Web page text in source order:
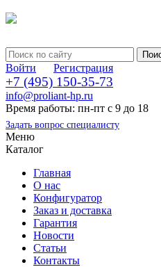
Войти Регистрация
+7 (495) 150-35-73
info@proliant-hp.ru
Время работы: пн-пт с 9 до 18
Задать вопрос специалисту
Меню
Каталог
Главная
О нас
Конфигуратор
Заказ и доставка
Гарантия
Новости
Статьи
Контакты